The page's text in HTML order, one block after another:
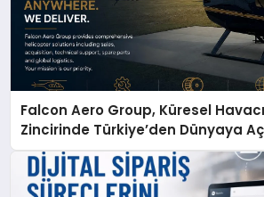
Falcon Aero Group, Küresel
Zincirinde Türkiye’den Dünyaya